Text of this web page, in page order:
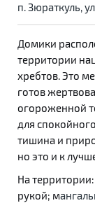
п. Зюраткуль,
Домики
территории
хребтов. Это
готов
огороженной
для
тишина и
но это и к
На
рукой; м